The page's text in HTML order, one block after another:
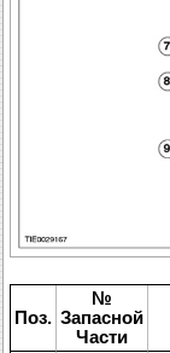
Поз.
№
Запасной
Части